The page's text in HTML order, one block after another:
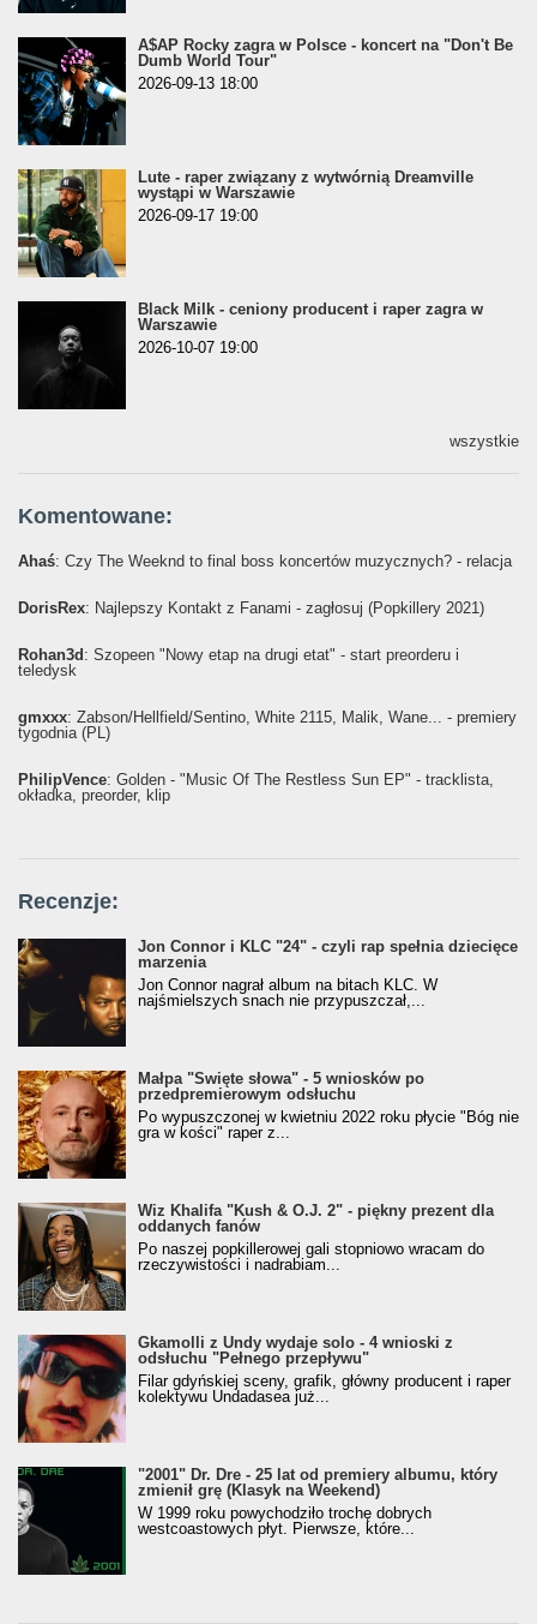
A$AP Rocky zagra w Polsce - koncert na "Don't Be
Dumb World Tour"
2026-09-13 18:00
Lute - raper związany z wytwórnią Dreamville
wystąpi w Warszawie
2026-09-17 19:00
Black Milk - ceniony producent i raper zagra w
Warszawie
2026-10-07 19:00
wszystkie
Komentowane:
Ahaś: Czy The Weeknd to final boss koncertów muzycznych? - relacja
DorisRex: Najlepszy Kontakt z Fanami - zagłosuj (Popkillery 2021)
Rohan3d : Szopeen "Nowy etap na drugi etat" - start preorderu i
teledysk
gmxxx: Żabson/Hellfield/Sentino, White 2115, Malik, Wane... - premiery
tygodnia (PL)
PhilipVence: Golden - "Music Of The Restless Sun EP" - tracklista,
okładka, preorder, klip
Recenzje:
Jon Connor i KLC "24" - czyli rap spełnia dziecięce
marzenia
Jon Connor nagrał album na bitach KLC. W
najśmielszych snach nie przypuszczał,...
Małpa "Święte słowa" - 5 wniosków po
przedpremierowym odsłuchu
Po wypuszczonej w kwietniu 2022 roku płycie "Bóg nie
gra w kości" raper z...
Wiz Khalifa "Kush & O.J. 2" - piękny prezent dla
oddanych fanów
Po naszej popkillerowej gali stopniowo wracam do
rzeczywistości i nadrabiam...
Gkamolli z Undy wydaje solo - 4 wnioski z
odsłuchu "Pełnego przepływu"
Filar gdyńskiej sceny, grafik, główny producent i raper
kolektywu Undadasea już...
"2001" Dr. Dre - 25 lat od premiery albumu, który
zmienił grę (Klasyk na Weekend)
W 1999 roku powychodziło trochę dobrych
westcoastowych płyt. Pierwsze, które...